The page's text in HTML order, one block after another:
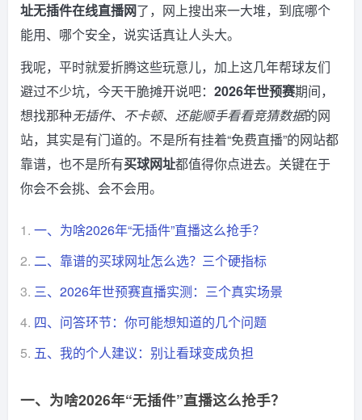
址无插件在线直播网了，网上搜出来一大堆，到底哪个
能用、哪个安全，说实话真让人头大。
我呢，平时就爱折腾这些玩意儿，加上这几年帮球友们
避过不少坑，今天干脆摊开说吧： 2026年世预赛期间，
想找那种无插件、不卡顿、还能顺手看看竞猜数据的网
站，其实是有门道的。不是所有挂着“免费直播”的网站都
靠谱，也不是所有买球网址都值得你点进去。关键在于
你会不会挑、会不会用。
1. 一、为啥2026年“无插件”直播这么抢手？
2. 二、靠谱的买球网址怎么选？三个硬指标
3. 三、2026年世预赛直播实测：三个真实场景
4. 四、问答环节：你可能想知道的几个问题
5. 五、我的个人建议：别让看球变成负担
一、为啥2026年“无插件”直播这么抢手？